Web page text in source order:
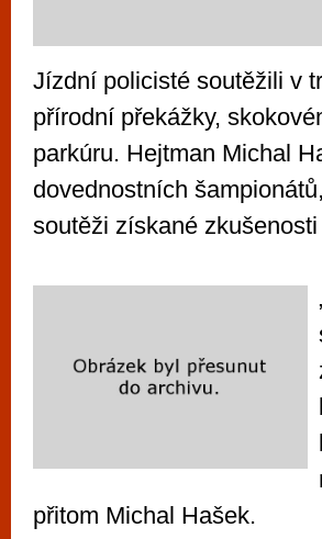
Jízdní policisté soutěžili v
přírodní překážky,
parkúru. Hejtman Michal
dovednostních
soutěži získané
přitom Michal Hašek.